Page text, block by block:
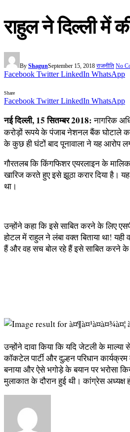
राहुल ने दिल्ली में
By ShagunSeptember 15, 2018 राजनीति No
Facebook Twitter LinkedIn WhatsApp
Share
Facebook Twitter LinkedIn WhatsApp
नई दिल्ली, 15 सितम्बर 2018:नागरिक
करोड़ों रूपये के पंजाब नेशनल बैंक घोटाले
के कुछ ही घंटों बाद पूनावाला ने यह आरोप
गौरतलब कि किंगफिशर एयरलाइन के
खारिज करते हुए इसे झूठा करार दिया है।
था।
उन्होंने कहा कि इसे साबित करने के लिए
होटल में राहुल ने लंबा वक्त बिताया था!
हैं और वह सच बोल रहे हैं इसे साबित करने
उन्होंने दावा किया कि यदि जेटली के
कॉकटेल पार्टी और दुल्हन परिधान
बनाया और ऐसे भगोड़े के बयान पर भरोसा
मुलाकात के दौरान हुई थी। कांग्रेस अध्यक्ष